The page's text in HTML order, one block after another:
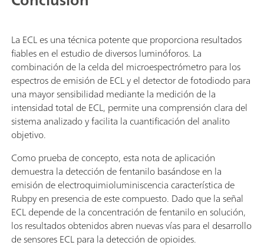
La ECL es una técnica potente que proporciona resultados
fiables en el estudio de diversos luminóforos. La
combinación de la celda del microespectrómetro para los
espectros de emisión de ECL y el detector de fotodiodo para
una mayor sensibilidad mediante la medición de la
intensidad total de ECL, permite una comprensión clara del
sistema analizado y facilita la cuantificación del analito
objetivo.
Como prueba de concepto, esta nota de aplicación
demuestra la detección de fentanilo basándose en la
emisión de electroquimioluminiscencia característica de
Rubpy en presencia de este compuesto. Dado que la señal
ECL depende de la concentración de fentanilo en solución,
los resultados obtenidos abren nuevas vías para el desarrollo
de sensores ECL para la detección de opioides.